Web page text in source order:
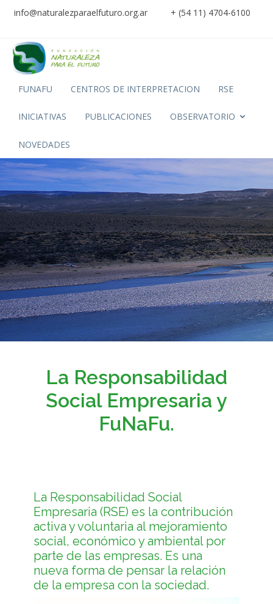
info@naturalezparaelfuturo.org.ar + (54 11) 4704-6100
FUNAFU CENTROS DE INTERPRETACION RSE
INICIATIVAS PUBLICACIONES OBSERVATORIO
NOVEDADES
La Responsabilidad
Social Empresaria y
FuNaFu.
La Responsabilidad Social
Empresaria (RSE) es la contribución
activa y voluntaria al mejoramiento
social, económico y ambiental por
parte de las empresas. Es una
nueva forma de pensar la relación
de la empresa con la sociedad.